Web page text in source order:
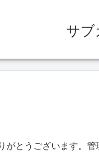
サブ
とうございます。管